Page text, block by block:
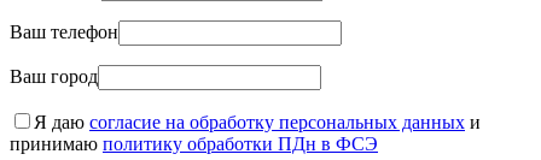
Ваш телефон
Ваш город
Я даю согласие на обработку персональных данных и
принимаю политику обработки ПДн в ФСЭ